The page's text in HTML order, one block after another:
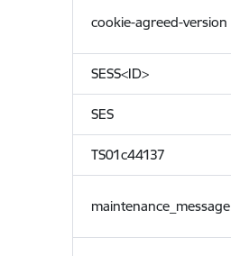
cookie-agreed-version
SESS<ID>
SES
TS01c44137
maintenance_message